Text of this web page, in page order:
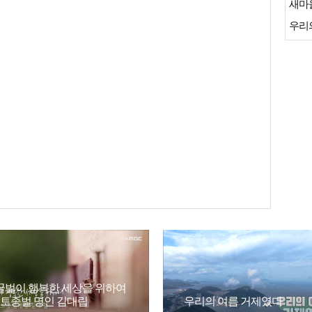
새마
우리
벌이 행복한 세상을 위하여
종벌 명인 김대립
우리의 여름 거제였다